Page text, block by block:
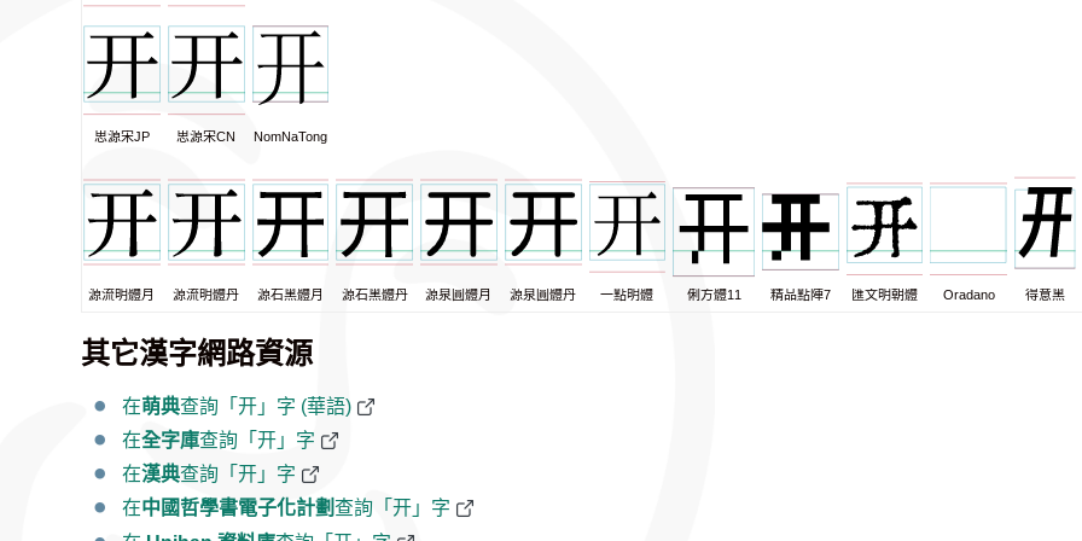
思源宋JP 思源宋CN NomNaTong
源流明體月 源流明體丹 源石黑體月 源石黑體丹 源泉圓體月 源泉圓體丹 一點明體 俐方體11 精品點陣7 匯文明朝體 Oradano 得意黑
其它漢字網路資源
在萌典查詢「开」字 (華語)
在全字庫查詢「开」字
在漢典查詢「开」字
在中國哲學書電子化計劃 查詢「开」字